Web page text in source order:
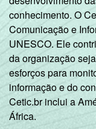
conhecimento. O
Comunicação e
UNESCO. Ele
da organização
esforços para
informação e do
Cetic.br inclui a
África.